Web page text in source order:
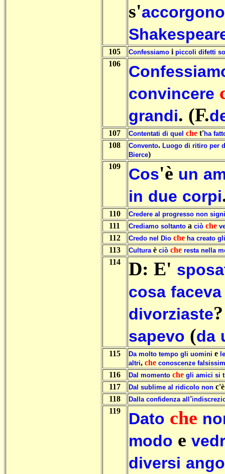
s'accorgono
105 Confessiamo i piccoli difetti
106
convincere
grandi. (F.
107 Contentati di quel che t'ha
108 Convento. Luogo di ritiro per
Bierce)
109
Cos'è un
in due corpi
110 Credere al progresso non
111 Crediamo soltanto a ciò che
112 Credo nel Dio che ha creato gli
113 Cultura è ciò che resta nella
114 D: E'
cosa faceva
divorziaste
sapevo (da
115 Da molto tempo gli uomini e le
altri, che conoscenze
116 Dal momento che gli amici si
117 Dal sublime al ridicolo non
118
Dalla confidenza all '
119 Dato che
modo e
diversi